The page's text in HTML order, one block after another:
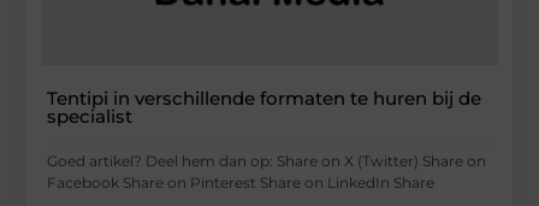
Tentipi in verschillende formaten te huren bij de
specialist
Goed artikel? Deel hem dan op: Share on X (Twitter) Share on
Facebook Share on Pinterest Share on LinkedIn Share